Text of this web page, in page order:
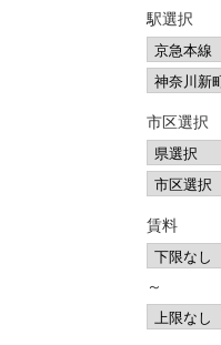
駅選択
市区選択
賃料
～